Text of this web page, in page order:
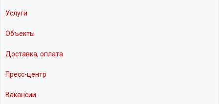
Услуги
Объекты
Доставка, оплата
Пресс-центр
Вакансии